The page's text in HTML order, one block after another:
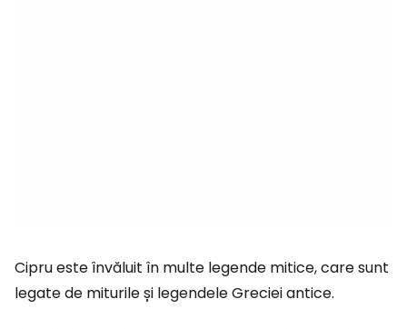
Cipru este învăluit în multe legende mitice, care sunt
legate de miturile și legendele Greciei antice.